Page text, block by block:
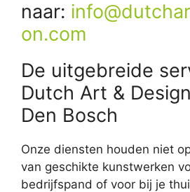
naar:
on.com
De uitgebreide
Dutch Art &
Den Bosch
Onze diensten houden niet
van geschikte kunstwerken
bedrijfspand of voor bij je